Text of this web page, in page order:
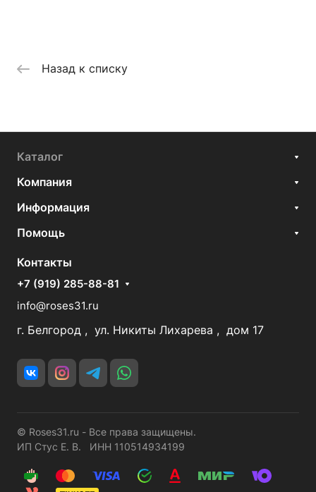
Назад к списку
Каталог
Компания
Информация
Помощь
Контакты
+7 (919) 285-88-81
info@roses31.ru
г. Белгород , ул. Никиты Лихарева , дом 17
© Roses31.ru - Все права защищены.
ИП Стус Е. В. ИНН 110514934199